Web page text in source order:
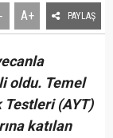
A+ PAYLAŞ
oldu. Temel
(AYT)
katılan